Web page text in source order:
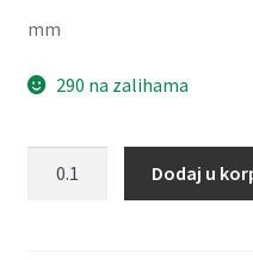
mm
290 na zalihama
Dodaj u